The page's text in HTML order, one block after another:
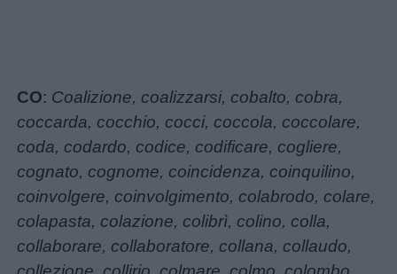
CO: Coalizione, coalizzarsi, cobalto, cobra,
coccarda, cocchio, cocci, coccola, coccolare,
coda, codardo, codice, codificare, cogliere,
cognato, cognome, coincidenza, coinquilino,
coinvolgere, coinvolgimento, colabrodo, colare,
colapasta, colazione, colibrì, colino, colla,
collaborare, collaboratore, collana, collaudo,